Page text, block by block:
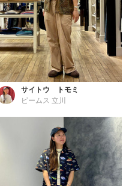
サイトウ トモミ
ビームス 立川